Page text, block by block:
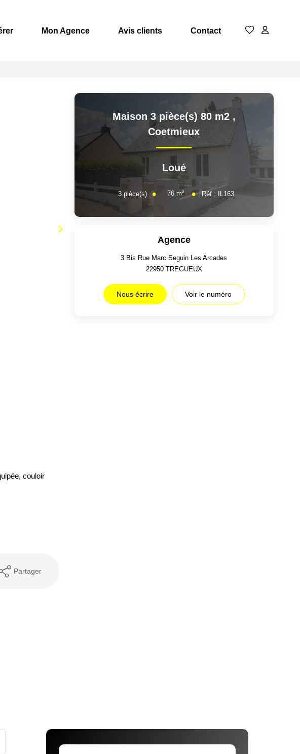
Mon Agence Avis clients Contact
couloir
Partager
Maison 3 pièce(s) 80 m2 ,
Coetmieux
Loué
3 pièce(s) 76 m² Réf : IL163
Agence
3 Bis Rue Marc Seguin Les Arcades
22950 TREGUEUX
Nous écrire Voir le numéro